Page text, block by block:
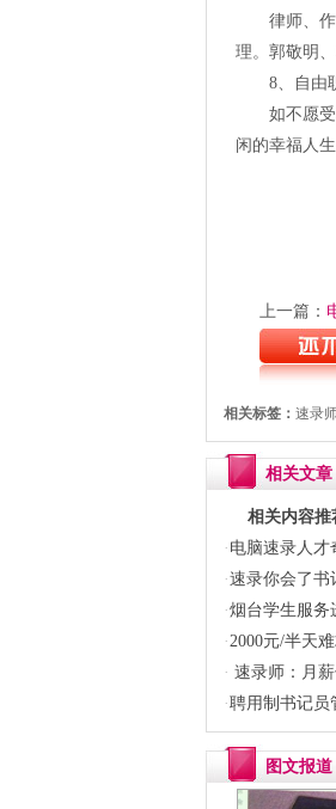
律师、
理。郭敬明
8、自由
如不愿
闲的幸福人生
上一篇：
相关标签： 速录
相关文章
相关内容推
· 电脑速录人才
·速录你会了书
·烟台学生服务
·2000元/半天
· 速录师：月
·聘用制书记员
图文报道